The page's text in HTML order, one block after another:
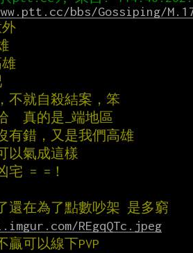
bbs/Gossiping/
不就自殺結案，笨
真的是_端地區
有錯，又是我們高雄
以氣成這樣
宅 = =！
還在為了點數吵架 是多窮
REgqQTc.jpeg
贏可以線下PVP